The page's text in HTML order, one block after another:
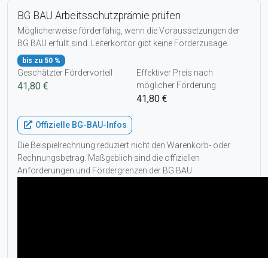
BG BAU Arbeitsschutzprämie prüfen
Möglicherweise förderfähig, wenn die Voraussetzungen der
BG BAU erfüllt sind. Leiterkontor gibt keine Förderzusage.
bis zu 50 %
Geschätzter Fördervorteil
41,80 €
Effektiver Preis nach
möglicher Förderung
41,80 €
Offizielle BG-BAU-Infos
Die Beispielrechnung reduziert nicht den Warenkorb- oder
Rechnungsbetrag. Maßgeblich sind die offiziellen
Anforderungen und Fördergrenzen der BG BAU.